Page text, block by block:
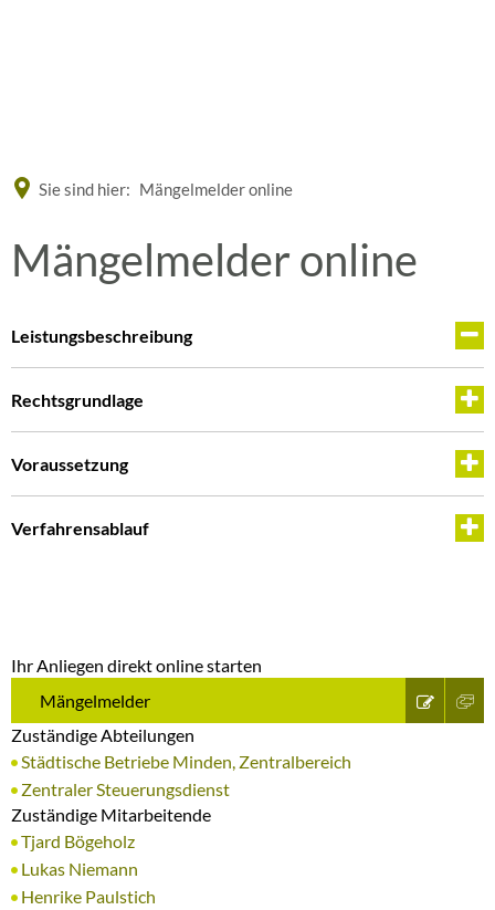
Sie sind hier: Mängelmelder online
Mängelmelder online
Leistungsbeschreibung
Rechtsgrundlage
Voraussetzung
Verfahrensablauf
Ihr Anliegen direkt online starten
Mängelmelder
Zuständige Abteilungen
Städtische Betriebe Minden, Zentralbereich
Zentraler Steuerungsdienst
Zuständige Mitarbeitende
Tjard Bögeholz
Lukas Niemann
Henrike Paulstich